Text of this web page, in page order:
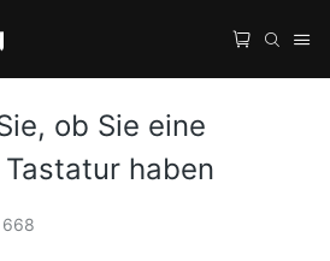
ob Sie eine
haben
668